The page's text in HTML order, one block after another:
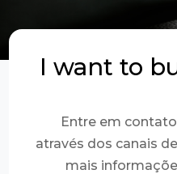
I want to
Entre em
através dos canais
mais